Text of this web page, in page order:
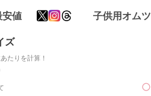
安値 子供用オムツ
ズ
たりを計算！